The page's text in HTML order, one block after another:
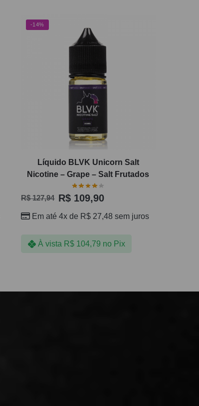
-14%
Líquido BLVK Unicorn Salt
Nicotine – Grape – Salt Frutados
R$127,94 R$109,90
Em até 4x de R$27,48 sem juros
À vista R$104,79 no Pix